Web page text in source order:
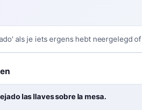
als je iets ergens hebt neergelegd
las llaves sobre la mesa.